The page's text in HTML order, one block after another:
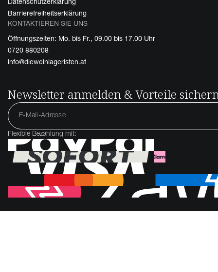
Barrierefreiheitserklärung
KONTAKTIEREN SIE UNS
Öffnungszeiten: Mo. bis Fr., 09.00 bis 17.00 Uhr
0720 880208
info@dieweinlageristen.at
Newsletter anmelden & Vorteile
Flexible Bezahlung mit: